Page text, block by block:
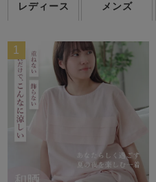
レディース メンズ
1